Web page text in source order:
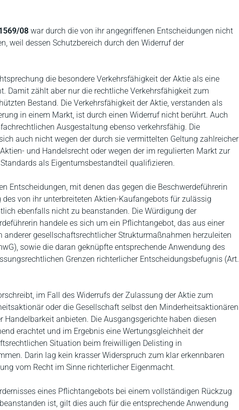
08 war durch die von ihr angegriffenen Entscheidungen nicht
weil dessen Schutzbereich durch den Widerruf der
die besondere Verkehrsfähigkeit der Aktie als eine
Damit zählt aber nur die rechtliche Verkehrsfähigkeit zum
Bestand. Die Verkehrsfähigkeit der Aktie, verstanden als
in einem Markt, ist durch einen Widerruf nicht berührt. Auch
Ausgestaltung ebenso verkehrsfähig. Die
auch nicht wegen der durch sie vermittelten Geltung zahlreicher
und Handelsrecht oder wegen der im regulierten Markt zur
als Eigentumsbestandteil qualifizieren.
Entscheidungen, mit denen das gegen die Beschwerdeführerin
von ihr unterbreiteten Aktien-Kaufangebots für zulässig
ebenfalls nicht zu beanstanden. Die Würdigung der
handele es sich um ein Pflichtangebot, das aus einer
anderer gesellschaftsrechtlicher Strukturmaßnahmen herzuleiten
sowie die daran geknüpfte entsprechende Anwendung des
Grenzen richterlicher Entscheidungsbefugnis (Art.
im Fall des Widerrufs der Zulassung der Aktie zum
oder die Gesellschaft selbst den Minderheitsaktionären
anbieten. Die Ausgangsgerichte haben diesen
erachtet und im Ergebnis eine Wertungsgleichheit der
Situation beim freiwilligen Delisting in
Darin lag kein krasser Widerspruch zum klar erkennbaren
vom Recht im Sinne richterlicher Eigenmacht.
eines Pflichtangebots bei einem vollständigen Rückzug
ist, gilt dies auch für die entsprechende Anwendung